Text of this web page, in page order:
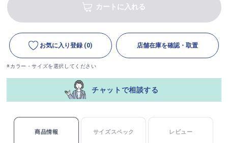
カートに入れる
お気に入り登録 (0) 店舗在庫を確認・取置
※カラー・サイズを選択してください
チャットで相談する
商品情報 サイズスペック レビュー